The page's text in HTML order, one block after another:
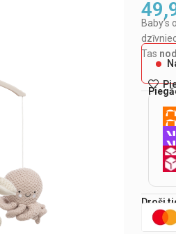
Tas
Droši